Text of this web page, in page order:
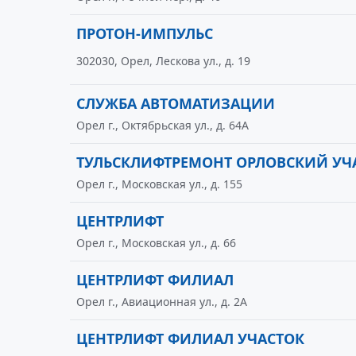
ПРОТОН-ИМПУЛЬС
302030, Орел, Лескова ул., д. 19
СЛУЖБА АВТОМАТИЗАЦИИ
Орел г., Октябрьская ул., д. 64А
ТУЛЬСКЛИФТРЕМОНТ ОРЛОВСКИЙ
Орел г., Московская ул., д. 155
ЦЕНТРЛИФТ
Орел г., Московская ул., д. 66
ЦЕНТРЛИФТ ФИЛИАЛ
Орел г., Авиационная ул., д. 2А
ЦЕНТРЛИФТ ФИЛИАЛ УЧАСТОК